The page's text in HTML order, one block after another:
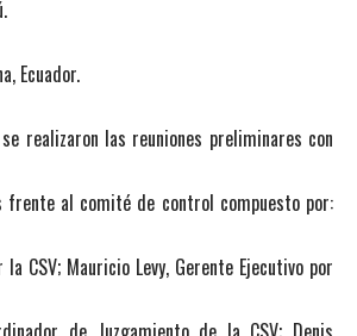
Ecuador.
realizaron las reuniones preliminares con
frente al comité de control compuesto por:
CSV; Mauricio Levy, Gerente Ejecutivo por